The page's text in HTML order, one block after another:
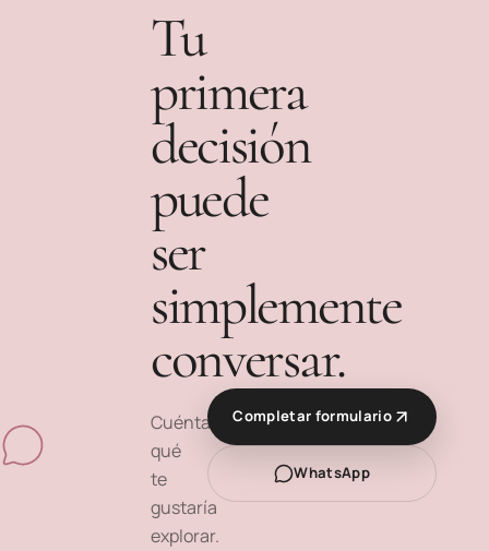
Tu
primera
decisión
puede
ser
simplemente
conversar.
Cuéntanos
qué
te
gustaría
explorar.
Completar formulario
WhatsApp